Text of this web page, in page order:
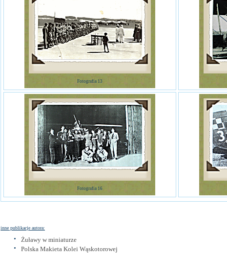
Fotografia 13
Fotografia 16
inne publikacje autora:
Żuławy w miniaturze
Polska Makieta Kolei Wąskotorowej